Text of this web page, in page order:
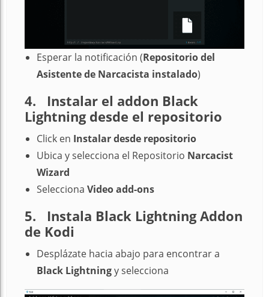
Esperar la notificación (Repositorio del
Asistente de Narcacista instalado)
4. Instalar el addon Black
Lightning desde el repositorio
Click en Instalar desde repositorio
Ubica y selecciona el Repositorio Narcacist
Wizard
Selecciona Video add-ons
5. Instala Black Lightning Addon
de Kodi
Desplázate hacia abajo para encontrar a
Black Lightningy selecciona